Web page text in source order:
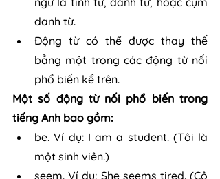
danh từ.
Động từ có thể được thay thế
bằng một trong các động từ nối
phổ biến kể trên.
Một số động từ nối phổ biến trong
tiếng Anh bao gồm:
be. Ví dụ: I am a student. (Tôi là
một sinh viên.)
seem. Ví dụ: She seems tired. (Cô